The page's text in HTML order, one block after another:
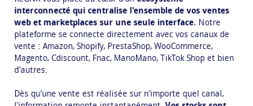
interconnecté qui centralise l'ensemble de vos ventes
web et marketplaces sur une seule interface. Notre
plateforme se connecte directement avec vos canaux de
vente : Amazon, Shopify, PrestaShop, WooCommerce,
Magento, Cdiscount, Fnac, ManoMano, TikTok Shop et bien
d'autres.
Dès qu'une vente est réalisée sur n'importe quel canal,